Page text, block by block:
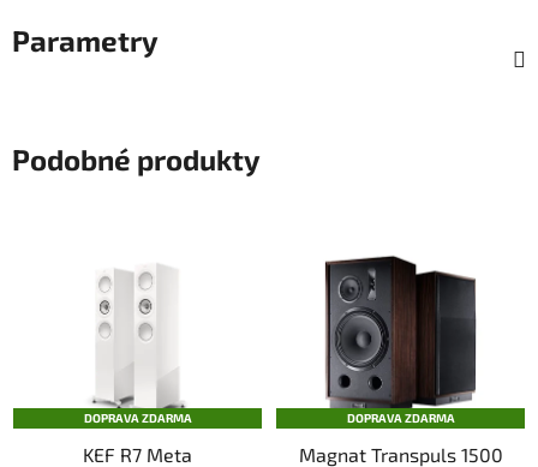
Parametry
Podobné produkty
DOPRAVA ZDARMA
KEF R7 Meta
DOPRAVA ZDARMA
Magnat Transpuls 1500